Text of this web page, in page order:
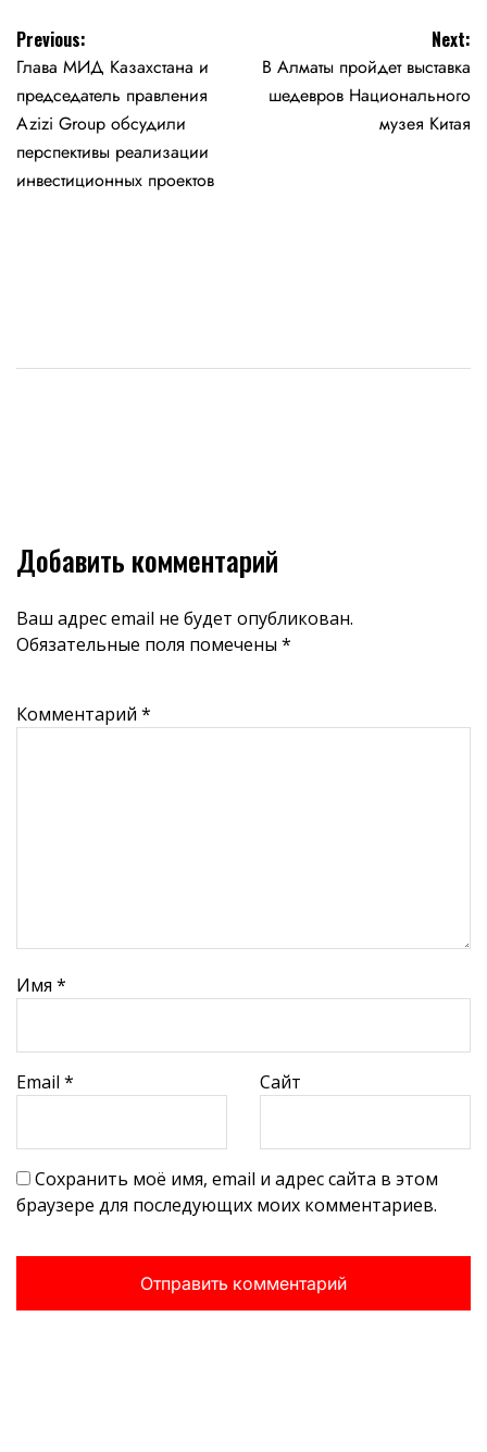
Навигация
по
записям
Previous:
Глава МИД Казахстана и
председатель правления
Azizi Group обсудили
перспективы реализации
инвестиционных проектов
Next:
В Алматы пройдет выставка
шедевров Национального
музея Китая
Добавить комментарий
Ваш адрес email не будет опубликован.
Обязательные поля помечены *
Комментарий *
Имя *
Email * Сайт
Сохранить моё имя, email и адрес сайта в этом
браузере для последующих моих комментариев.